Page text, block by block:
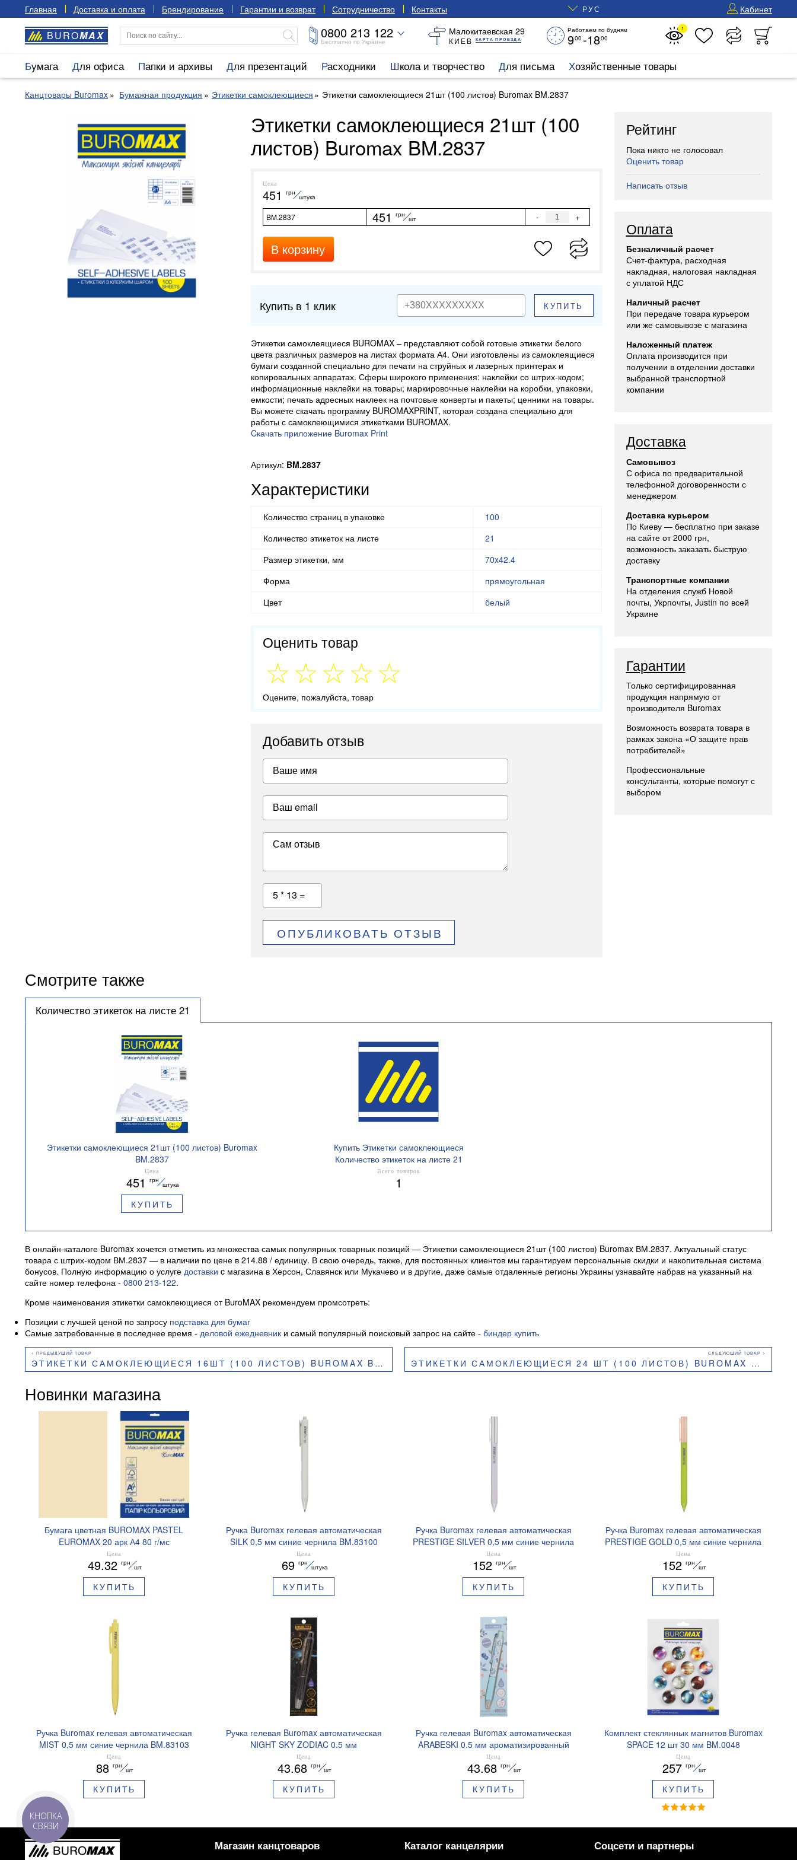
Главная Доставка и оплата Брендирование Гарантии и возврат Сотрудничество Контакты РУС Кабинет
BUROMAX 0800 213 122
Бесплатно по Украине
Малокитаевская 29
КИЕВ КАРТА ПРОЕЗДА
Работаем по будням
900 -1800
1
Бумага Для офиса Папки и архивы Для презентаций Расходники Школа и творчество Для письма Хозяйственные товары
Канцтовары Buromax Бумажная продукция Этикетки самоклеющиеся Этикетки самоклеющиеся 21шт (100 листов) Buromax BM.2837
Этикетки самоклеющиеся 21шт (100
листов) Buromax BM.2837
Цена
451 грн
штука
BM.2837 451 грн
шт - +
В корзину
Купить в 1 клик КУПИТЬ
Этикетки самоклеящиеся BUROMAX – представляют собой готовые этикетки белого
цвета различных размеров на листах формата А4. Они изготовлены из самоклеящиеся
бумаги созданной специально для печати на струйных и лазерных принтерах и
копировальных аппаратах. Сферы широкого применения: наклейки со штрих-кодом;
информационные наклейки на товары; маркировочные наклейки на коробки, упаковки,
емкости; печать адресных наклеек на почтовые конверты и пакеты; ценники на товары.
Вы можете скачать программу BUROMAXPRINT, которая создана специально для
работы с самоклеющимися этикетками BUROMAX.
Cкачать приложение Buromax Print
Артикул: BM.2837
Характеристики
Количество страниц в упаковке
100
Количество этикеток на листе
21
Размер этикетки, мм
70x42.4
Форма
прямоугольная
Цвет
белый
Оценить товар
Оцените, пожалуйста, товар
Добавить отзыв
Ваше имя
Ваш email
Сам отзыв
5 * 13 =
ОПУБЛИКОВАТЬ ОТЗЫВ
Рейтинг
Пока никто не голосовал
Оценить товар
Написать отзыв
Оплата
Безналичный расчет
Счет-фактура, расходная
накладная, налоговая накладная
с уплатой НДС
Наличный расчет
При передаче товара курьером
или же самовывозе с магазина
Наложенный платеж
Оплата производится при
получении в отделении доставки
выбранной транспортной
компании
Доставка
Самовывоз
С офиса по предварительной
телефонной договоренности с
менеджером
Доставка курьером
По Киеву — бесплатно при заказе
на сайте от 2000 грн,
возможность заказать быструю
доставку
Транспортные компании
На отделения служб Новой
почты, Укрпочты, Justin по всей
Украине
Гарантии
Только сертифицированная
продукция напрямую от
производителя Buromax
Возможность возврата товара в
рамках закона «О защите прав
потребителей»
Профессиональные
консультанты, которые помогут с
выбором
Смотрите также
Количество этикеток на листе 21
Этикетки самоклеющиеся 21шт (100 листов) Buromax
BM.2837
Цена
451 грн
штука
КУПИТЬ
Купить Этикетки самоклеющиеся
Количество этикеток на листе 21
Всего товаров
1
В онлайн-каталоге Buromax хочется отметить из множества самых популярных товарных позиций — Этикетки самоклеющиеся 21шт (100 листов) Buromax ВМ.2837. Актуальный статус
товара с штрих-кодом ВМ.2837 — в наличии по цене в 214.88 / единицу. В свою очередь, также, для постоянных клиентов мы гарантируем персональные скидки и накопительная система
бонусов. Полную информацию о услуге доставки c магазина в Херсон, Славянск или Мукачево и в другие, даже самые отдаленные регионы Украины узнавайте набрав на указанный на
сайте номер телефона - 0800 213-122.
Кроме наименования этикетки самоклеющиеся от BuroMAX рекомендуем промсотреть:
Позиции с лучшей ценой по запросу подставка для бумаг
Самые затребованные в последнее время - деловой ежедневник и самый популярный поисковый запрос на сайте - биндер купить
ЭТИКЕТКИ САМОКЛЕЮЩИЕСЯ 16ШТ (100 ЛИСТОВ) BUROMAX BM.2834 ЭТИКЕТКИ САМОКЛЕЮЩИЕСЯ 24 ШТ (100 ЛИСТОВ) BUROMAX BM.2840
Новинки магазина
Бумага цветная BUROMAX PASTEL
EUROMAX 20 арк А4 80 г/мс
BM.2721220E-08
Цена
49.32 грн
шт
КУПИТЬ
Ручка Buromax гелевая автоматическая
SILK 0,5 мм синие чернила BM.83100
Цена
69 грн
штука
КУПИТЬ
Ручка Buromax гелевая автоматическая
PRESTIGE SILVER 0,5 мм синие чернила
BM.83102
Цена
152 грн
шт
КУПИТЬ
Ручка Buromax гелевая автоматическая
PRESTIGE GOLD 0,5 мм синие чернила
BM.83101
Цена
152 грн
шт
КУПИТЬ
Ручка Buromax гелевая автоматическая
MIST 0,5 мм синие чернила BM.83103
Цена
88 грн
шт
КУПИТЬ
Ручка гелевая Buromax автоматическая
NIGHT SKY ZODIAC 0.5 мм
ароматизированный грипп синие чернила
BM.8379-01
Цена
43.68 грн
шт
КУПИТЬ
Ручка гелевая Buromax автоматическая
ARABESKI 0.5 мм ароматизированный
грипп синие чернила в блистере BM.8379-
02
Цена
43.68 грн
шт
КУПИТЬ
Комплект стеклянных магнитов Buromax
SPACE 12 шт 30 мм BM.0048
Цена
257 грн
шт
КУПИТЬ
Магазин канцтоваров Каталог канцелярии Соцсети и партнеры
КНОПКА
СВЯЗИ